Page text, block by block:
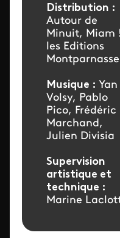
Distribution :
Autour de
Minuit, Miam
les Editions
Montparnasse
Musique : Yan
Volsy, Pablo
Pico, Frédéric
Marchand,
Julien Divisia
Supervision
artistique et
technique :
Marine